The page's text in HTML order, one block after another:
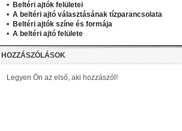
Beltéri ajtók felületei
A beltéri ajtó választásának tízparancsolata
Beltéri ajtók színe és formája
A beltéri ajtó felülete